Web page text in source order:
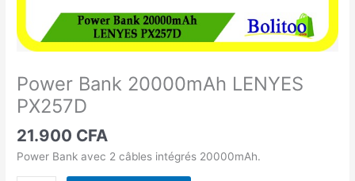
Power Bank 20000mAh LENYES
PX257D
21.900 CFA
Power Bank avec 2 câbles intégrés 20000mAh.